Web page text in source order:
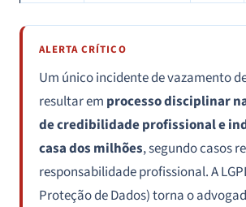
ALERTA CRÍTICO
Um único incidente de vazamento
resultar em processo disciplinar
de credibilidade profissional e
casa dos milhões, segundo casos
responsabilidade profissional. A
Proteção de Dados) torna o